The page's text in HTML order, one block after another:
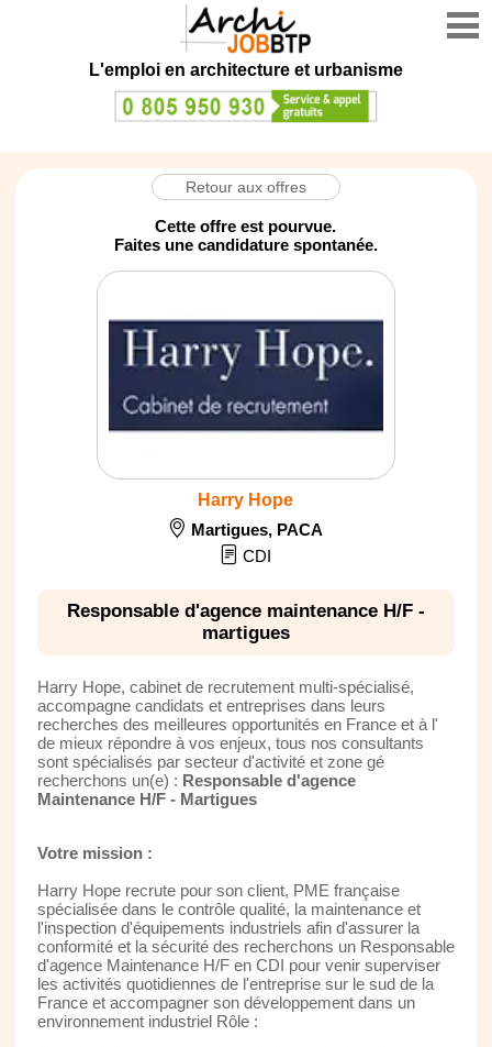
L'emploi en architecture et urbanisme
Retour aux offres
Cette offre est pourvue.
Faites une candidature spontanée.
Harry Hope
Martigues, PACA
CDI
Responsable d'agence maintenance H/F -
martigues
Harry Hope, cabinet de recrutement multi-spécialisé,
accompagne candidats et entreprises dans leurs
recherches des meilleures opportunités en France et à l'
de mieux répondre à vos enjeux, tous nos consultants
sont spécialisés par secteur d'activité et zone gé
recherchons un(e) : Responsable d'agence
Maintenance H/F - Martigues
Votre mission :
Harry Hope recrute pour son client, PME française
spécialisée dans le contrôle qualité, la maintenance et
l'inspection d'équipements industriels afin d'assurer la
conformité et la sécurité des recherchons un Responsable
d'agence Maintenance H/F en CDI pour venir superviser
les activités quotidiennes de l'entreprise sur le sud de la
France et accompagner son développement dans un
environnement industriel Rôle :